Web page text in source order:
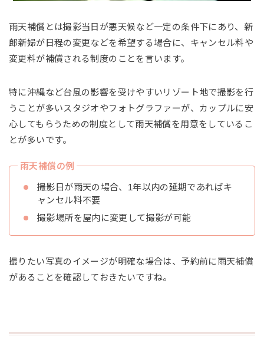
雨天補償とは撮影当日が悪天候など一定の条件下にあり、新
郎新婦が日程の変更などを希望する場合に、キャンセル料や
変更料が補償される制度のことを言います。
特に沖縄など台風の影響を受けやすいリゾート地で撮影を行
うことが多いスタジオやフォトグラファーが、カップルに安
心してもらうための制度として雨天補償を用意をしているこ
とが多いです。
雨天補償の例
撮影日が雨天の場合、1年以内の延期であればキ
ャンセル料不要
撮影場所を屋内に変更して撮影が可能
撮りたい写真のイメージが明確な場合は、予約前に雨天補償
があることを確認しておきたいですね。